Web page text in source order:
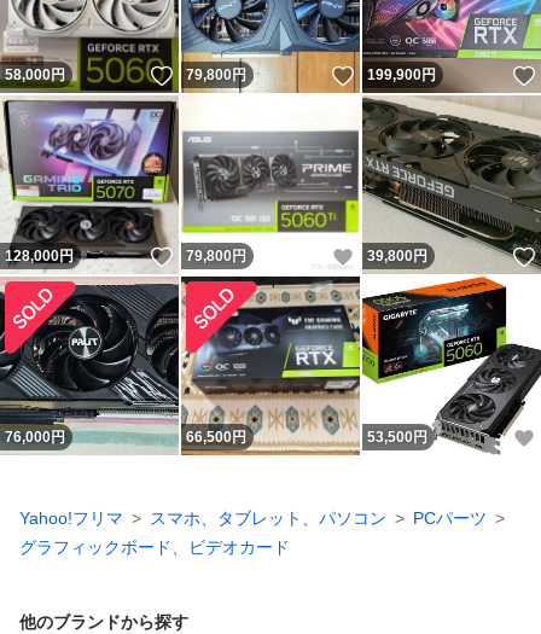
58,000円 いいね！
79,800円 いいね！
199,900円
128,000円 いいね！
79,800 円 いいね！
39,800円
76,000円 66,500円 53,500 円
Yahoo!フリマ スマホ、タブレット、パソコン
PCパーツ
グラフィックボード、ビデオカード
他のブランドから探す